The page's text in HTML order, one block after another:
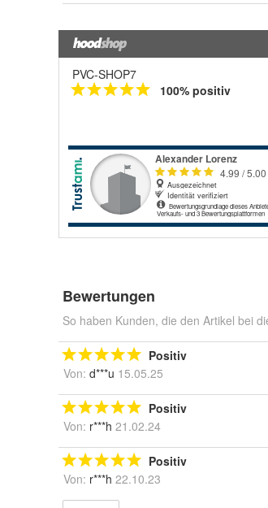
PVC-SHOP7
100% positiv
Bewertungen
So haben Kunden, die den Artikel bei
Positiv
Von: d***u 15.05.25
Positiv
Von: r***h 21.02.24
Positiv
Von: r***h 22.10.23